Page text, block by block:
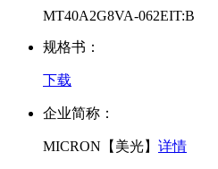
MT40A2G8VA-062EIT:B
规格书：
下载
企业简称：
MICRON【美光】 详情